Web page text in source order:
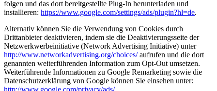
folgen und das dort bereitgestellte Plug-In herunterladen und
installieren: https://www.google.com/settings/ads/plugin?hl=de.
Alternativ können Sie die Verwendung von Cookies durch
Drittanbieter deaktivieren, indem sie die Deaktivierungsseite der
Netzwerkwerbeinitiative (Network Advertising Initiative) unter
http://www.networkadvertising.org/choices/aufrufen und die dort
genannten weiterführenden Information zum Opt-Out umsetzen.
Weiterführende Informationen zu Google Remarketing sowie die
Datenschutzerklärung von Google können Sie einsehen unter:
http://www.google.com/privacy/ads/.